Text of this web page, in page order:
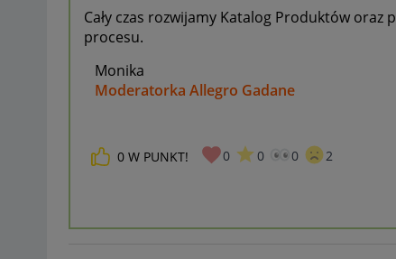
Cały czas rozwijamy Katalog Produktów
procesu.
Monika
Moderatorka Allegro Gadane
0 W PUNKT! 0 0 0 2